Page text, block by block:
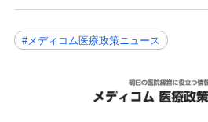
#メディコム医療政策ニュース